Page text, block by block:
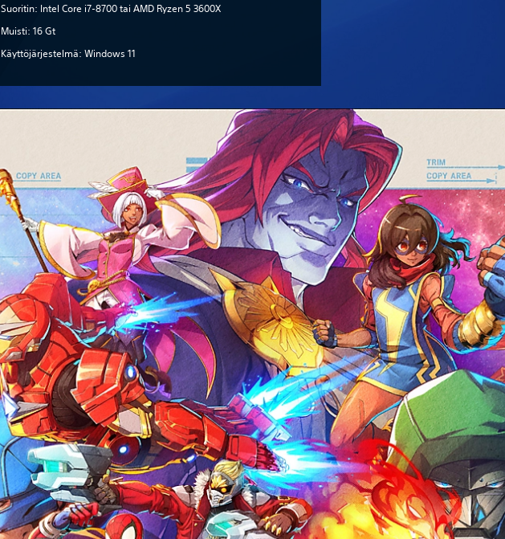
Suoritin: Intel Core i7-8700 tai AMD Ryzen 5 3600X
Muisti: 16 Gt
Käyttöjärjestelmä: Windows 11